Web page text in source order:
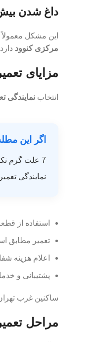
داغ شدن
این مشکل
مرکزی کنوود
مزایای
انتخاب نمایندگی
اگر این
7 علت گرم نکردن ماکروفر کنوود که نباید نادیده بگیرید!
نمایندگی
استفاده از
تعمیر مطابق
اعلام هزینه
پشتیبانی و
ساکنین غرب
مراحل